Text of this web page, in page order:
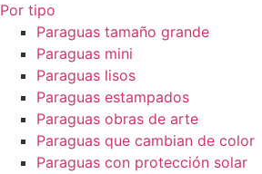
Por tipo
Paraguas tamaño grande
Paraguas mini
Paraguas lisos
Paraguas estampados
Paraguas obras de arte
Paraguas que cambian de color
Paraguas con protección solar